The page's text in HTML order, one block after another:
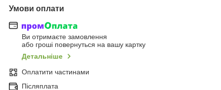
Умови оплати
Ви отримаєте замовлення
або гроші повернуться на вашу картку
Детальніше
Оплатити частинами
Післяплата